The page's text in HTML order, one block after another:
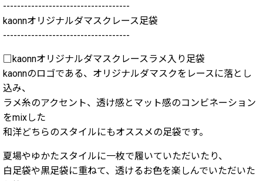
------------------------------------
kaonnオリジナルダマスクレース足袋
------------------------------------
□kaonnオリジナルダマスクレースラメ入り足袋
kaonnのロゴである、オリジナルダマスクをレースに落とし
込み、
ラメ糸のアクセント、透け感とマット感のコンビネーション
をmixした
和洋どちらのスタイルにもオススメの足袋です。
夏場やゆかたスタイルに一枚で履いていただいたり、
白足袋や黒足袋に重ねて、透けるお色を楽しんでいただいた